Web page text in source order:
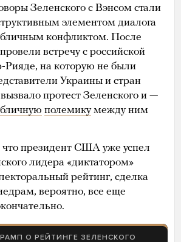
Зеленского с Вэнсом стали
элементом диалога
конфликтом. После
встречу с российской
Рияде, на которую не были
Украины и стран
протест Зеленского и —
полемикумежду ним
что президент США уже успел
лидера «диктатором»
рейтинг, сделка
вероятно, все еще
О РЕЙТИНГЕ ЗЕЛЕНСКОГО